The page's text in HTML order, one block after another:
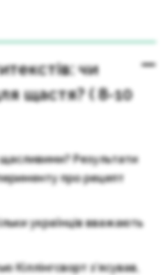
чи
щастя? ( 8-10
Результати
про рецепт
українців вважають
Кіллінгсворт з’ясував,